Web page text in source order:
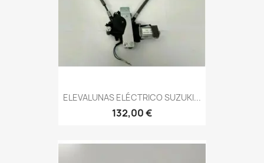
ELEVALUNAS ELÉCTRICO SUZUKI...
132,00 €